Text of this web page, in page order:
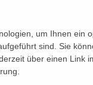
an.
Avocado. Mit
ist es. Bei
um Ihnen ein
sind. Sie
über einen Link